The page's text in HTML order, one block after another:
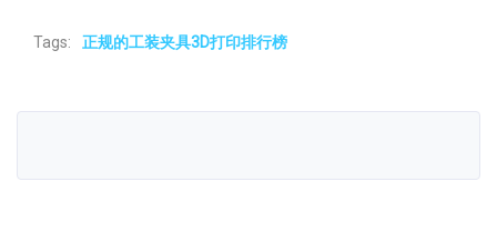
Tags: 正规的工装夹具3D打印排行榜